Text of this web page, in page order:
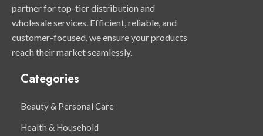
partner for top-tier distribution and
wholesale services. Efficient, reliable, and
customer-focused, we ensure your products
reach their market seamlessly.
Categories
Beauty & Personal Care
Health & Household